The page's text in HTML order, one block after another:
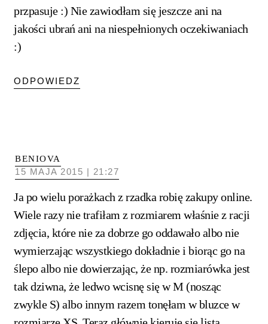
przpasuje :) Nie zawiodłam się jeszcze ani na
jakości ubrań ani na niespełnionych oczekiwaniach
:)
ODPOWIEDZ
BENIOVA
15 MAJA 2015 | 21:27
Ja po wielu porażkach z rzadka robię zakupy online.
Wiele razy nie trafiłam z rozmiarem właśnie z racji
zdjęcia, które nie za dobrze go oddawało albo nie
wymierzając wszystkiego dokładnie i biorąc go na
ślepo albo nie dowierzając, że np. rozmiarówka jest
tak dziwna, że ledwo wcisnę się w M (nosząc
zwykle S) albo innym razem tonęłam w bluzce w